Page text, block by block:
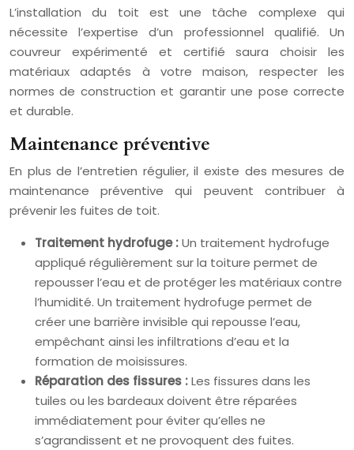
L’installation du toit est une tâche complexe qui
nécessite l’expertise d’un professionnel qualifié. Un
couvreur expérimenté et certifié saura choisir les
matériaux adaptés à votre maison, respecter les
normes de construction et garantir une pose correcte
et durable.
Maintenance préventive
En plus de l’entretien régulier, il existe des mesures de
maintenance préventive qui peuvent contribuer à
prévenir les fuites de toit.
Traitement hydrofuge :Un traitement hydrofuge
appliqué régulièrement sur la toiture permet de
repousser l’eau et de protéger les matériaux contre
l’humidité. Un traitement hydrofuge permet de
créer une barrière invisible qui repousse l’eau,
empêchant ainsi les infiltrations d’eau et la
formation de moisissures.
Réparation des fissures :Les fissures dans les
tuiles ou les bardeaux doivent être réparées
immédiatement pour éviter qu’elles ne
s’agrandissent et ne provoquent des fuites.